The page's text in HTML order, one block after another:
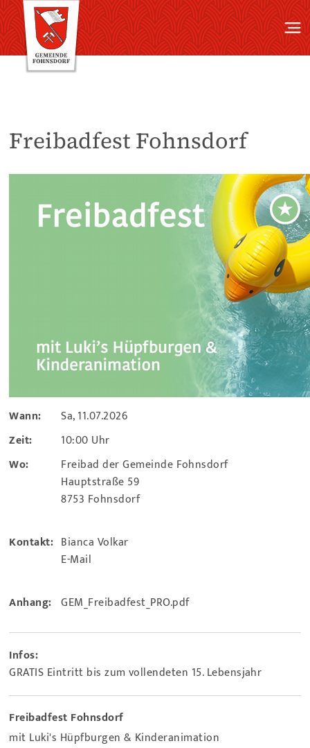
Freibadfest Fohnsdorf
Wann:
Sa, 11.07.2026
Zeit:
10:00 Uhr
Wo:
Freibad der Gemeinde Fohnsdorf
Hauptstraße 59
8753 Fohnsdorf
Kontakt: Bianca Volkar
E-Mail
Anhang: GEM_Freibadfest_PRO.pdf
Infos:
GRATIS Eintritt bis zum vollendeten 15. Lebensjahr
Freibadfest Fohnsdorf
mit Luki's Hüpfburgen & Kinderanimation